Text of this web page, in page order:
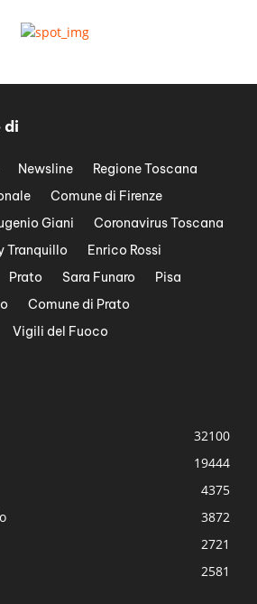
di
Newsline
Regione Toscana
Comune di Firenze
Giani
Coronavirus Toscana
Tranquillo
Enrico Rossi
Prato Sara Funaro
Pisa
Comune di Prato
Vigili del Fuoco
32100
19444
4375
3872
2721
2581